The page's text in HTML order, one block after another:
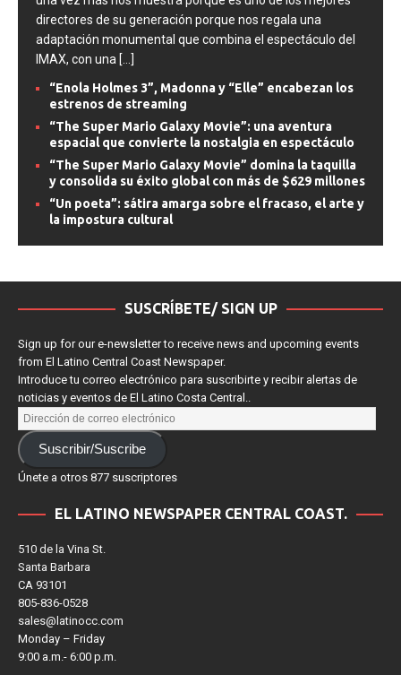
una vez más nos muestra porque es uno de los mejores
directores de su generación porque nos regala una
adaptación monumental que combina el espectáculo del
IMAX, con una [...]
“Enola Holmes 3”, Madonna y “Elle” encabezan los
estrenos de streaming
“The Super Mario Galaxy Movie”: una aventura
espacial que convierte la nostalgia en espectáculo
“The Super Mario Galaxy Movie” domina la taquilla
y consolida su éxito global con más de $629 millones
“Un poeta”: sátira amarga sobre el fracaso, el arte y
la impostura cultural
SUSCRÍBETE/ SIGN UP
Sign up for our e-newsletter to receive news and upcoming events
from El Latino Central Coast Newspaper.
Introduce tu correo electrónico para suscribirte y recibir alertas de
noticias y eventos de El Latino Costa Central..
510 de la Vina St.
Santa Barbara
CA 93101
805-836-0528
sales@latinocc.com
Monday – Friday